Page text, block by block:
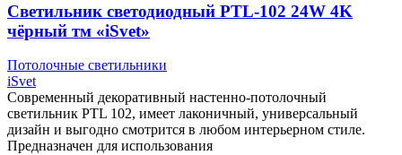
Cветильник светодиодный PTL-102 24W 4K
чёрный тм «iSvet»
Потолочные светильники
iSvet
Современный декоративный настенно-потолочный
светильник PTL 102, имеет лаконичный, универсальный
дизайн и выгодно смотрится в любом интерьерном стиле.
Предназначен для использования